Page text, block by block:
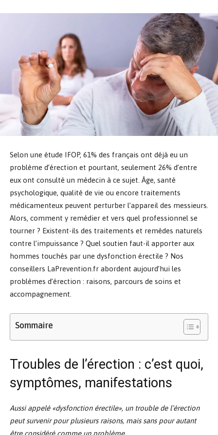
Selon une étude IFOP, 61% des français ont déjà eu un
problème d’érection et pourtant, seulement 26% d’entre
eux ont consulté un médecin à ce sujet. Âge, santé
psychologique, qualité de vie ou encore traitements
médicamenteux peuvent perturber l’appareil des messieurs.
Alors, comment y remédier et vers quel professionnel se
tourner ? Existent-ils des traitements et remèdes naturels
contre l’impuissance ? Quel soutien faut-il apporter aux
hommes touchés par une dysfonction érectile ? Nos
conseillers LaPrevention.fr abordent aujourd’hui les
problèmes d’érection : raisons, parcours de soins et
accompagnement.
Sommaire
Troubles de l’érection : c’est quoi,
symptômes, manifestations
Aussi appelé «dysfonction érectile», un trouble de l’érection
peut survenir pour plusieurs raisons, mais sans pour autant